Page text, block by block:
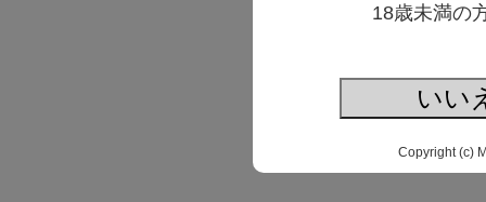
18歳未満の
いい
Copyright (c)